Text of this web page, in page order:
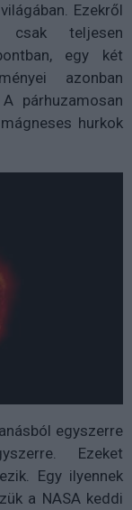
Ezekről
teljesen
egy két
azonban
párhuzamosan
hurkok
egyszerre
Ezeket
Egy ilyennek
a NASA keddi